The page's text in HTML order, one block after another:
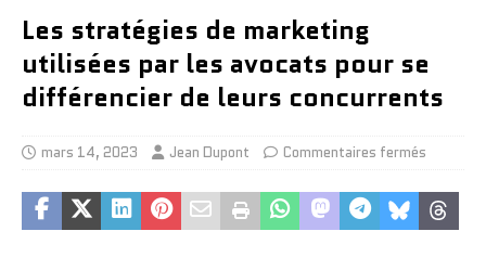
Les stratégies de marketing
utilisées par les avocats pour se
différencier de leurs concurrents
mars 14, 2023 Jean Dupont Commentaires fermés